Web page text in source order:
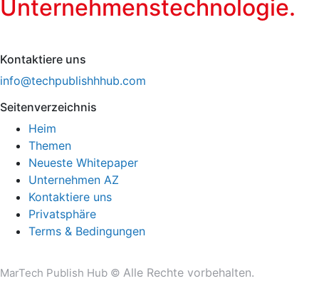
Unternehmenstechnologie.
Kontaktiere uns
info@techpublishhhub.com
Seitenverzeichnis
Heim
Themen
Neueste Whitepaper
Unternehmen AZ
Kontaktiere uns
Privatsphäre
Terms & Bedingungen
MarTech Publish Hub © Alle Rechte vorbehalten.